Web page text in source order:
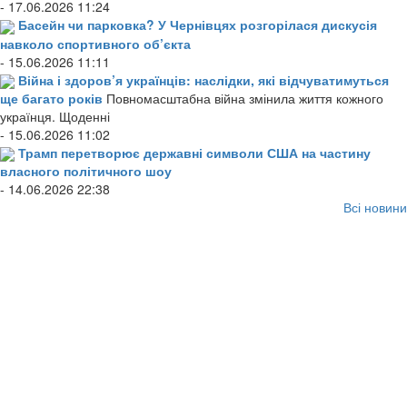
- 17.06.2026 11:24
Басейн чи парковка? У Чернівцях розгорілася дискусія
навколо спортивного об’єкта
- 15.06.2026 11:11
Війна і здоров’я українців: наслідки, які відчуватимуться
ще багато років Повномасштабна війна змінила життя кожного
українця. Щоденні
- 15.06.2026 11:02
Трамп перетворює державні символи США на частину
власного політичного шоу
- 14.06.2026 22:38
Всі новини